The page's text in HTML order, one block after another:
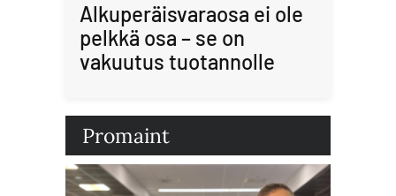
Alkuperäisvaraosa ei ole
pelkkä osa – se on
vakuutus tuotannolle
Promaint